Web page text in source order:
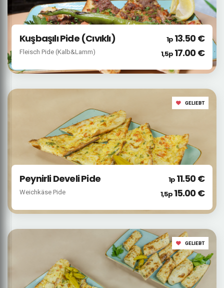
Kuşbaşılı Pide (Cıvıklı)
Fleisch Pide (Kalb&Lamm)
1p 13.50 €
1,5p 17.00 €
GELIEBT
Peynirli Develi Pide
Weichkäse Pide
1p 11.50 €
1,5p 15.00 €
GELIEBT